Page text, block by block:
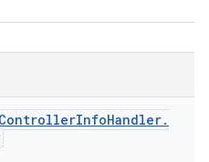
ControllerInfoHandler.